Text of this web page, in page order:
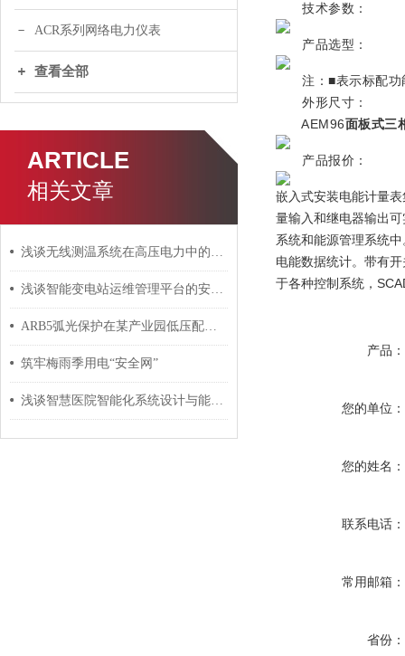
ACR系列网络电力仪表
查看全部
ARTICLE
相关文章
浅谈无线测温系统在高压电力中的应用
浅谈智能变电站运维管理平台的安全与设备维护
ARB5弧光保护在某产业园低压配电系统的应用
筑牢梅雨季用电“安全网”
浅谈智慧医院智能化系统设计与能耗管理产品选型
技术参数：
产品选型：
注：■表示标配功
外形尺寸：
AEM96面板式三
产品报价：
嵌入式安装电能计量
量输入和继电器输出
系统和能源管理系统中
电能数据统计。带有
于各种控制系统，
产品：
您的单位：
您的姓名：
联系电话：
常用邮箱：
省份：